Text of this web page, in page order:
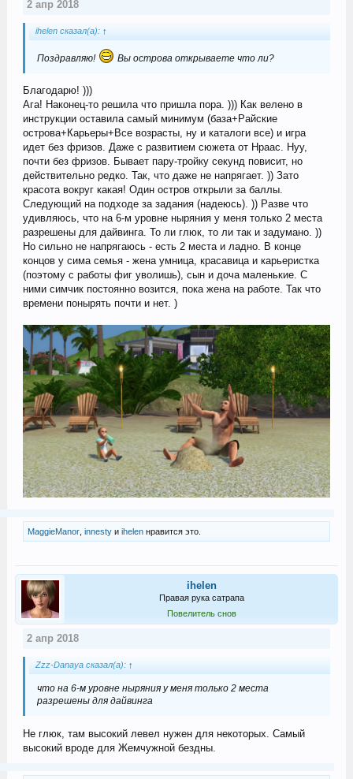
2 апр 2018
ihelen сказал(а): ↑
Поздравляю! Вы острова открываете что ли?
Благодарю! )))
Ага! Наконец-то решила что пришла пора. ))) Как велено в
инструкции оставила самый минимум (база+Райские
острова+Карьеры+Все возрасты, ну и каталоги все) и игра
идет без фризов. Даже с развитием сюжета от Нраас. Нуу,
почти без фризов. Бывает пару-тройку секунд повисит, но
действительно редко. Так, что даже не напрягает. )) Зато
красота вокруг какая! Один остров открыли за баллы.
Следующий на подходе за задания (надеюсь). )) Разве что
удивляюсь, что на 6-м уровне ныряния у меня только 2 места
разрешены для дайвинга. То ли глюк, то ли так и задумано. ))
Но сильно не напрягаюсь - есть 2 места и ладно. В конце
концов у сима семья - жена умница, красавица и карьеристка
(поэтому с работы фиг уволишь), сын и доча маленькие. С
ними симчик постоянно возится, пока жена на работе. Так что
времени понырять почти и нет. )
MaggieManor, innestyи ihelenнравится это.
ihelen
Правая рука сатрапа
Повелитель снов
2 апр 2018
Zzz-Danaya сказал(а): ↑
что на 6-м уровне ныряния у меня только 2 места
разрешены для дайвинга
Не глюк, там высокий левел нужен для некоторых. Самый
высокий вроде для Жемчужной бездны.